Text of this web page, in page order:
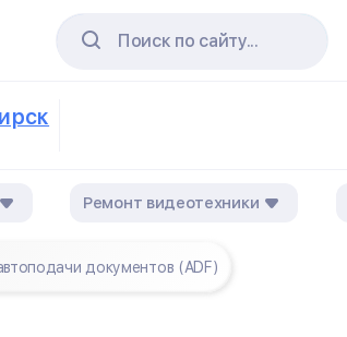
Поиск по сайту...
Ремонт видеотехники
документов (ADF)